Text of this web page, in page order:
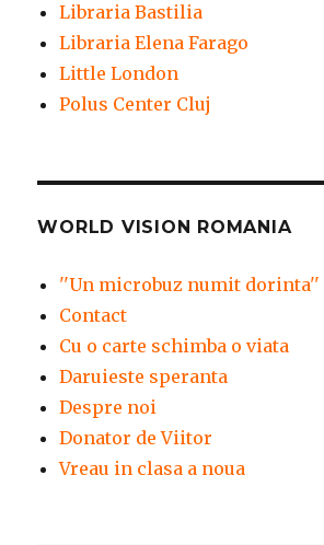
Libraria Bastilia
Libraria Elena Farago
Little London
Polus Center Cluj
WORLD VISION ROMANIA
''Un microbuz numit dorinta''
Contact
Cu o carte schimba o viata
Daruieste speranta
Despre noi
Donator de Viitor
Vreau in clasa a noua